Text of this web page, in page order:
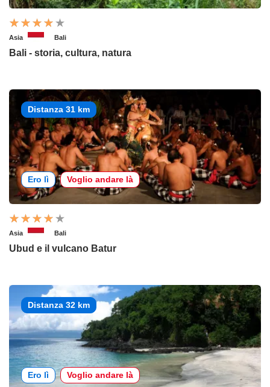
Asia Bali
Bali - storia, cultura, natura
Distanza 31 km
Ero lì Voglio andare là
Asia Bali
Ubud e il vulcano Batur
Distanza 32 km
Ero lì Voglio andare là